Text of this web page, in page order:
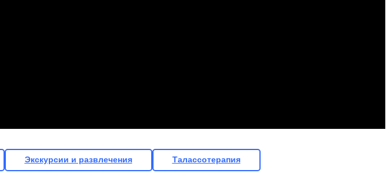
Экскурсии и развлечения Талассотерапия